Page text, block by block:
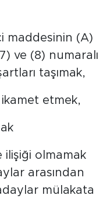
maddesinin (A)
ve (8) numaralı
taşımak,
ikamet etmek,
ilişiği olmamak
arasından
mülakata